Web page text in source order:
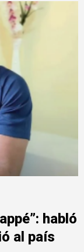
habló
al país